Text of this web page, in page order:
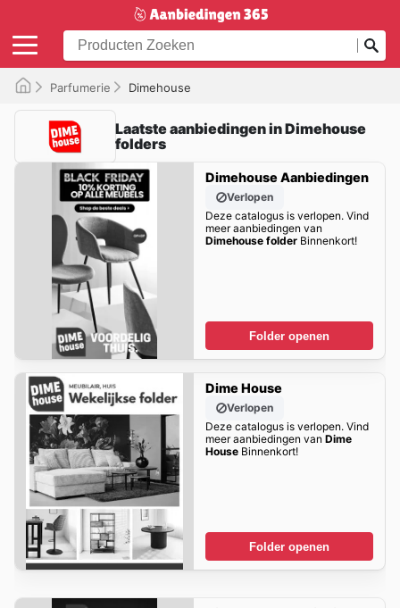
Parfumerie Dimehouse
Laatste aanbiedingen in Dimehouse
folders
Dimehouse Aanbiedingen
Verlopen
Deze catalogus is verlopen. Vind
meer aanbiedingen van
Dimehouse folderBinnenkort!
Folder openen
Dime House
Verlopen
Deze catalogus is verlopen. Vind
meer aanbiedingen van Dime
HouseBinnenkort!
Folder openen